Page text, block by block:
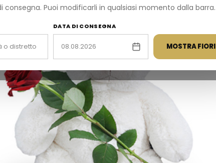
consegna. Puoi modificarli in qualsiasi momento dalla barra.
DATA DI CONSEGNA
MOSTRA FIORI